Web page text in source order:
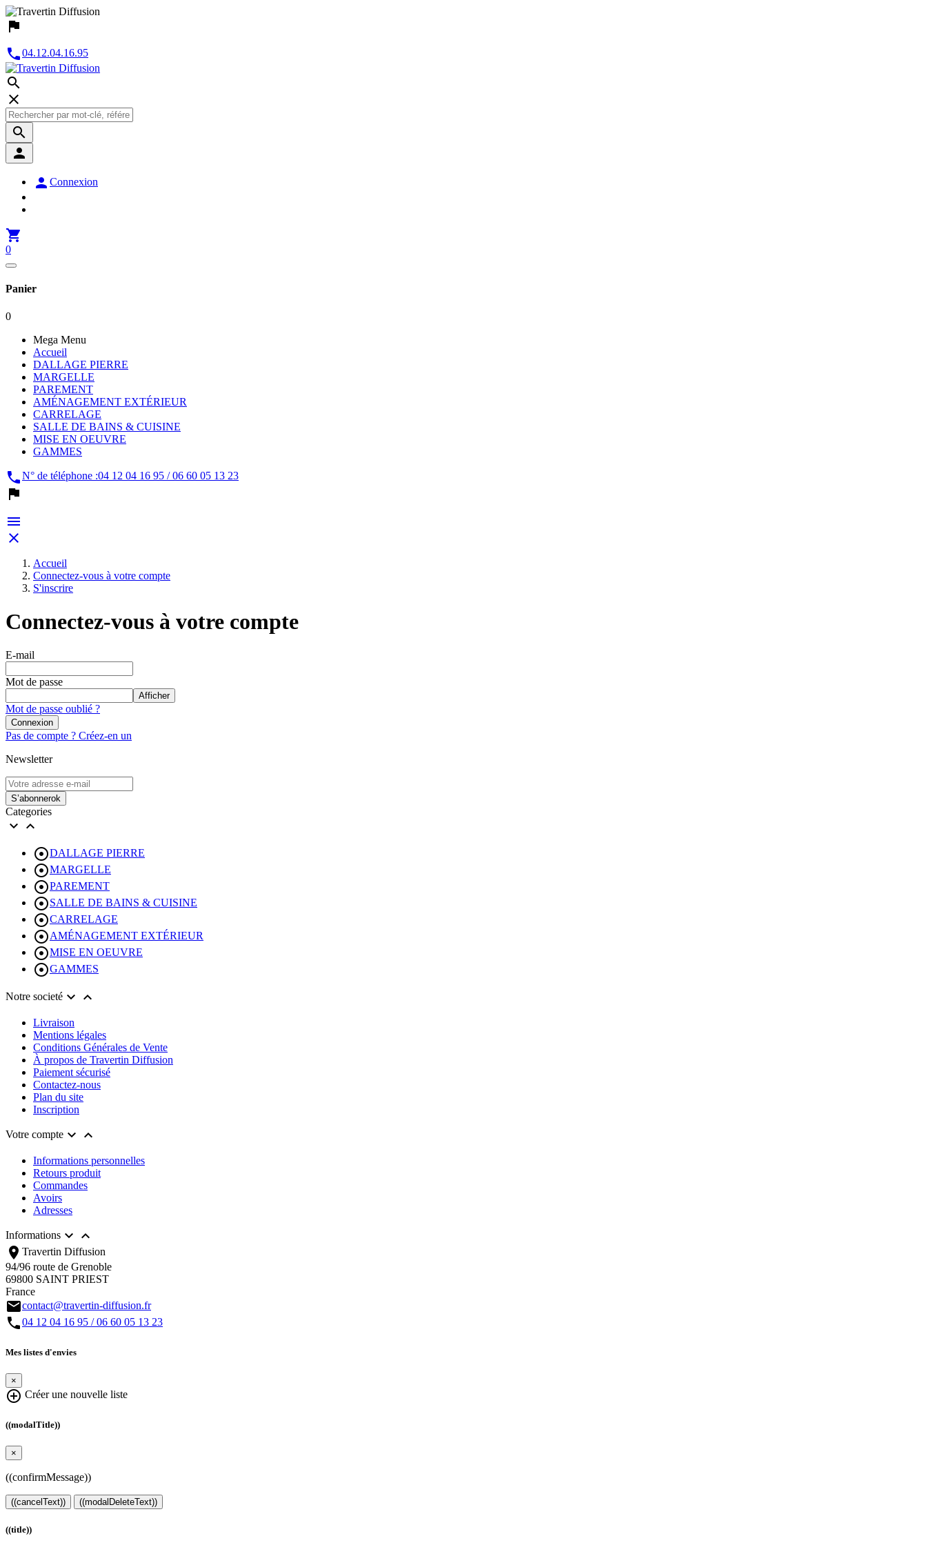

04.12.04.16.95




 Connexion

0
Panier
0
Mega Menu
Accueil
DALLAGE PIERRE
MARGELLE
PAREMENT
AMÉNAGEMENT EXTÉRIEUR
CARRELAGE
SALLE DE BAINS & CUISINE
MISE EN OEUVRE
GAMMES
N° de téléphone :04 12 04 16 95 / 06 60 05 13 23



Accueil
Connectez-vous à votre compte
S'inscrire
Connectez-vous à votre compte
E-mail
Mot de passe
Afficher
Mot de passe oublié ?
Connexion
Pas de compte ? Créez-en un
Newsletter
S’abonnerok
Categories
 
DALLAGE PIERRE
MARGELLE
PAREMENT
SALLE DE BAINS & CUISINE
CARRELAGE
AMÉNAGEMENT EXTÉRIEUR
MISE EN OEUVRE
GAMMES
Notre societé  
Livraison
Mentions légales
Conditions Générales de Vente
À propos de Travertin Diffusion
Paiement sécurisé
Contactez-nous
Plan du site
Inscription
Votre compte  
Informations personnelles
Retours produit
Commandes
Avoirs
Adresses
Informations  
location_on Travertin Diffusion
94/96 route de Grenoble
69800 SAINT PRIEST
France
emailcontact@travertin-diffusion.fr
call04 12 04 16 95 / 06 60 05 13 23
Mes listes d'envies
×
add_circle_outline Créer une nouvelle liste
((modalTitle))
×
((confirmMessage))
((cancelText)) ((modalDeleteText))
((title))